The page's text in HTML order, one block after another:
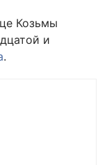
Козьмы
и
.